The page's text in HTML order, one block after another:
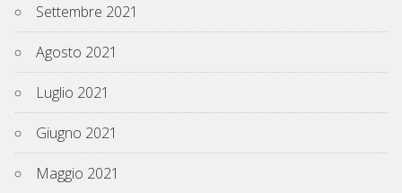
Settembre 2021
Agosto 2021
Luglio 2021
Giugno 2021
Maggio 2021